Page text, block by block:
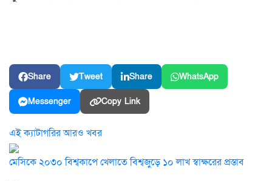
Share Tweet Share WhatsApp
Messenger Copy Link
এই ক্যাটাগরির আরও খবর
মেসিকে ২০৩০ বিশ্বকাপে খেলাতে বিশ্বজুড়ে ১০ লাখ স্বাক্ষরের প্রস্তাব